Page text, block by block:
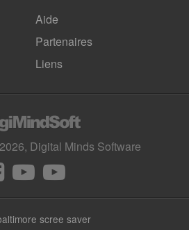
Aide
Partenaires
Liens
Digital Minds Software
scree saver